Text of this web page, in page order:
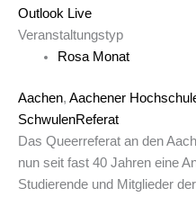
Outlook Live
Veranstaltungstyp
Rosa Monat
Aachen, Aachener
SchwulenReferat
Das Queerreferat an den
nun seit fast 40 Jahren eine
Studierende und Mitglieder